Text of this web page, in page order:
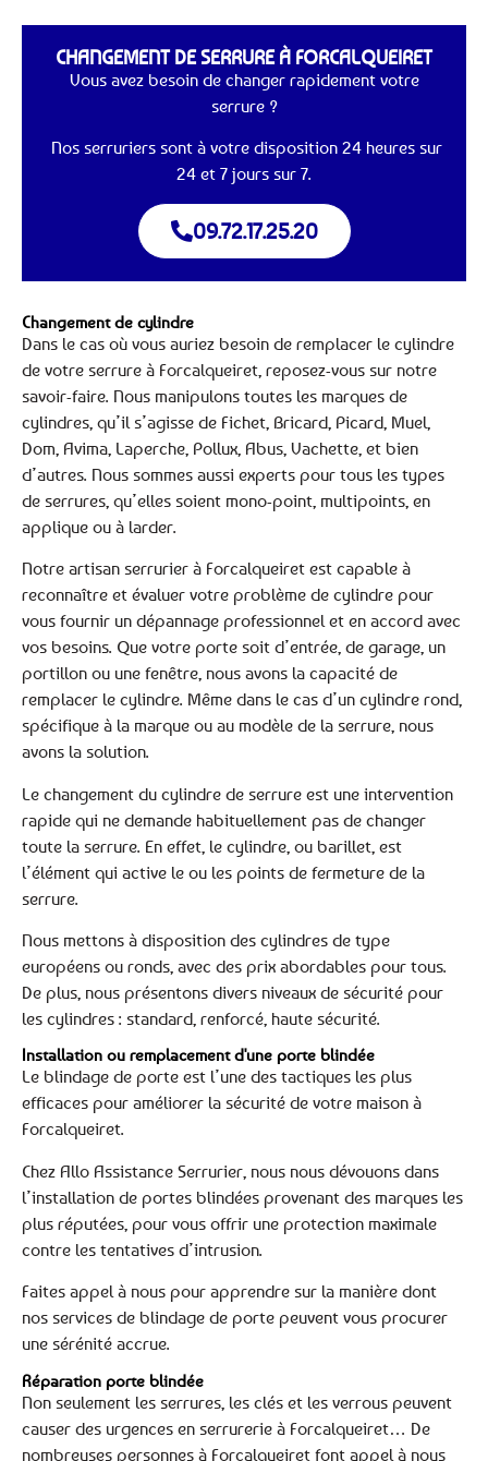
CHANGEMENT DE SERRURE À FORCALQUEIRET
Vous avez besoin de changer rapidement votre
serrure ?
Nos serruriers sont à votre disposition 24 heures sur
24 et 7 jours sur 7.
09.72.17.25.20
Changement de cylindre
Dans le cas où vous auriez besoin de remplacer le cylindre
de votre serrure à Forcalqueiret, reposez-vous sur notre
savoir-faire. Nous manipulons toutes les marques de
cylindres, qu’il s’agisse de Fichet, Bricard, Picard, Muel,
Dom, Avima, Laperche, Pollux, Abus, Vachette, et bien
d’autres. Nous sommes aussi experts pour tous les types
de serrures, qu’elles soient mono-point, multipoints, en
applique ou à larder.
Notre artisan serrurier à Forcalqueiret est capable à
reconnaître et évaluer votre problème de cylindre pour
vous fournir un dépannage professionnel et en accord avec
vos besoins. Que votre porte soit d’entrée, de garage, un
portillon ou une fenêtre, nous avons la capacité de
remplacer le cylindre. Même dans le cas d’un cylindre rond,
spécifique à la marque ou au modèle de la serrure, nous
avons la solution.
Le changement du cylindre de serrure est une intervention
rapide qui ne demande habituellement pas de changer
toute la serrure. En effet, le cylindre, ou barillet, est
l’élément qui active le ou les points de fermeture de la
serrure.
Nous mettons à disposition des cylindres de type
européens ou ronds, avec des prix abordables pour tous.
De plus, nous présentons divers niveaux de sécurité pour
les cylindres : standard, renforcé, haute sécurité.
Installation ou remplacement d'une porte blindée
Le blindage de porte est l’une des tactiques les plus
efficaces pour améliorer la sécurité de votre maison à
Forcalqueiret.
Chez Allo Assistance Serrurier, nous nous dévouons dans
l’installation de portes blindées provenant des marques les
plus réputées, pour vous offrir une protection maximale
contre les tentatives d’intrusion.
Faites appel à nous pour apprendre sur la manière dont
nos services de blindage de porte peuvent vous procurer
une sérénité accrue.
Réparation porte blindée
Non seulement les serrures, les clés et les verrous peuvent
causer des urgences en serrurerie à Forcalqueiret… De
nombreuses personnes à Forcalqueiret font appel à nous